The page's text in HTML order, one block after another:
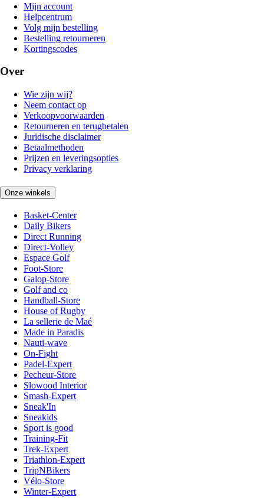
Mijn account
Helpcentrum
Volg mijn bestelling
Bestelling retourneren
Kortingscodes
Over
Wie zijn wij?
Neem contact op
Verkoopvoorwaarden
Retourneren en terugbetalen
Juridische disclaimer
Betaalmethoden
Prijzen en leveringsopties
Privacy verklaring
Onze winkels
Basket-Center
Daily Bikers
Direct Running
Direct-Volley
Espace Golf
Foot-Store
Galop-Store
Golf and co
Handball-Store
House of Rugby
La sellerie de Maé
Made in Paradis
Nauti-wave
On-Fight
Padel-Expert
Pecheur-Store
Slowood Interior
Smash-Expert
Sneak'In
Sneakids
Sport is good
Training-Fit
Trek-Expert
Triathlon-Expert
TripNBikers
Vélo-Store
Winter-Expert